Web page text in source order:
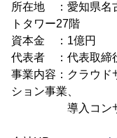
所在地 ：愛知県名
トタワー27階
資本金 ：1億円
代表者 ：代表取締
事業内容：クラウド
ション事業、
導入コンサル